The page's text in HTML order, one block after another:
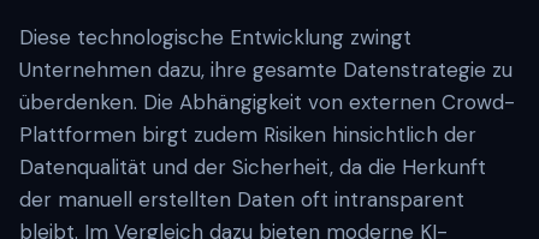
Diese technologische Entwicklung zwingt
Unternehmen dazu, ihre gesamte Datenstrategie zu
überdenken. Die Abhängigkeit von externen Crowd-
Plattformen birgt zudem Risiken hinsichtlich der
Datenqualität und der Sicherheit, da die Herkunft
der manuell erstellten Daten oft intransparent
bleibt. Im Vergleich dazu bieten moderne KI-